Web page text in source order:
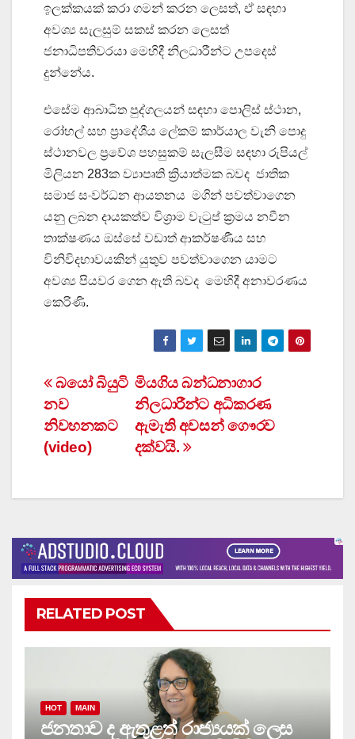
ඉලක්කයක් කරා ගමන් කරන ලෙසත්, ඒ සඳහා
අවශ්‍ය සැලසුම් සකස් කරන ලෙසත්
ජනාධිපතිවරයා මෙහිදී නිලධාරීන්ට උපදෙස්
දුන්නේය.
එසේම ආබාධිත පුද්ගලයන් සඳහා පොලිස් ස්ථාන,
රෝහල් සහ ප්‍රාදේශීය ලේකම් කාර්යාල වැනි පොදු
ස්ථානවල ප්‍රවේශ පහසුකම් සැලසීම සඳහා රුපියල්
මිලියන 283ක ව්‍යාපෘති ක්‍රියාත්මක බවද ජාතික
සමාජ සංවර්ධන ආයතනය මගින් පවත්වාගෙන
යනු ලබන දායකත්ව විශ්‍රාම වැටුප් ක්‍රමය නවීන
තාක්ෂණය ඔස්සේ වඩාත් ආකර්ෂණීය සහ
විනිවිදභාවයකින් යුතුව පවත්වාගෙන යාමට
අවශ්‍ය පියවර ගෙන ඇති බවද මෙහිදී අනාවරණය
කෙරිණි.
Post
navigation
මියගිය බන්ධනාගාර
නිලධාරීන්ට අධිකරණ
ඇමැති අවසන් ගෞරව
දක්වයි.
බයෝ බියුටි
නව
නිවහනකට
(video)
RELATED POST
HOT MAIN
ජනතාව ද ඇතුළත් රාජ්‍යයක් ලෙස